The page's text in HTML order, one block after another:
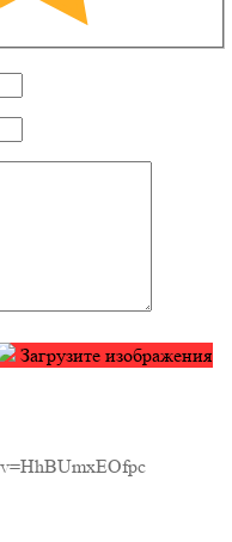
Загрузите изображения